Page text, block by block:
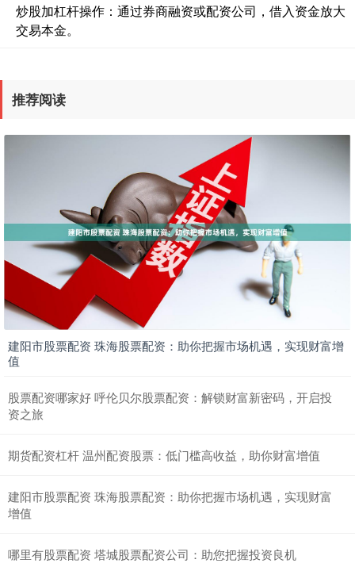
炒股加杠杆操作：通过券商融资或配资公司，借入资金放大
交易本金。
推荐阅读
建阳市股票配资 珠海股票配资：助你把握市场机遇，实现财富增
值
股票配资哪家好 呼伦贝尔股票配资：解锁财富新密码，开启投
资之旅
期货配资杠杆 温州配资股票：低门槛高收益，助你财富增值
建阳市股票配资 珠海股票配资：助你把握市场机遇，实现财富
增值
哪里有股票配资 塔城股票配资公司：助您把握投资良机